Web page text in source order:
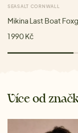
SEASALT CORNWALL
Mikina Last Boat
1 990 Kč
Více od